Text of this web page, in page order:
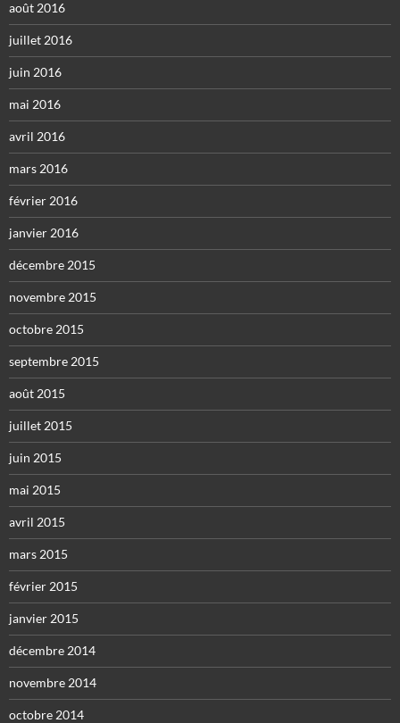
août 2016
juillet 2016
juin 2016
mai 2016
avril 2016
mars 2016
février 2016
janvier 2016
décembre 2015
novembre 2015
octobre 2015
septembre 2015
août 2015
juillet 2015
juin 2015
mai 2015
avril 2015
mars 2015
février 2015
janvier 2015
décembre 2014
novembre 2014
octobre 2014